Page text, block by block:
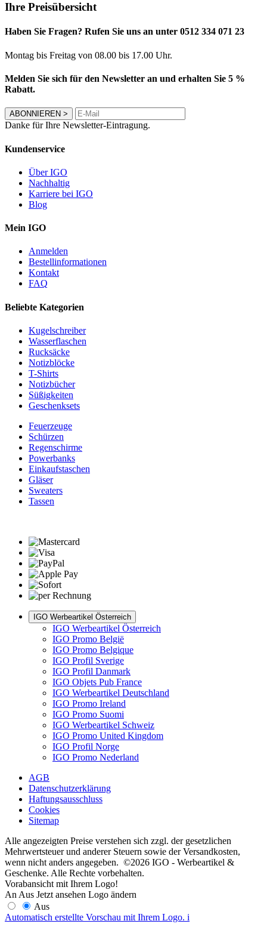
Ihre Preisübersicht
Haben Sie Fragen? Rufen Sie uns an unter 0512 334 071 23
Montag bis Freitag von 08.00 bis 17.00 Uhr.
Melden Sie sich für den Newsletter an und erhalten Sie 5 %
Rabatt.
ABONNIEREN >
Danke für Ihre Newsletter-Eintragung.
Kundenservice
Über IGO
Nachhaltig
Karriere bei IGO
Blog
Mein IGO
Anmelden
Bestellinformationen
Kontakt
FAQ
Beliebte Kategorien
Kugelschreiber
Wasserflaschen
Rucksäcke
Notizblöcke
T-Shirts
Notizbücher
Süßigkeiten
Geschenksets
Feuerzeuge
Schürzen
Regenschirme
Powerbanks
Einkaufstaschen
Gläser
Sweaters
Tassen
IGO Werbeartikel Österreich
IGO Werbeartikel Österreich
IGO Promo België
IGO Promo Belgique
IGO Profil Sverige
IGO Profil Danmark
IGO Objets Pub France
IGO Werbeartikel Deutschland
IGO Promo Ireland
IGO Promo Suomi
IGO Werbeartikel Schweiz
IGO Promo United Kingdom
IGO Profil Norge
IGO Promo Nederland
AGB
Datenschutzerklärung
Haftungsausschluss
Cookies
Sitemap
Alle angezeigten Preise verstehen sich zzgl. der gesetzlichen
Mehrwertsteuer und anderer Steuern sowie der Versandkosten,
wenn nicht anders angegeben. ©2026 IGO - Werbeartikel &
Geschenke. Alle Rechte vorbehalten.
Vorabansicht mit Ihrem Logo!
An Aus Jetzt ansehen Logo ändern
Aus
Automatisch erstellte Vorschau mit Ihrem Logo. i